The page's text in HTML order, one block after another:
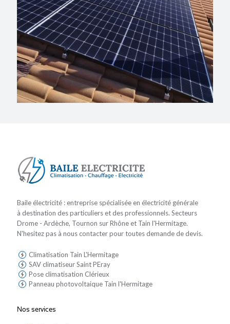
Baile électricité : entreprise spécialisée en électricité générale
à destination des particuliers et des professionnels. Secteurs
Drome - Ardèche, Tournon sur Rhône et Tain l'Hermitage.
N'hesitez pas à nous contacter pour toutes demande de devis.
Climatisation Tain L'Hermitage
SAV climatiseur Saint PEray
Pose climatisation Clérieux
Panneau photovoltaique Tain l'Hermitage
Nos services